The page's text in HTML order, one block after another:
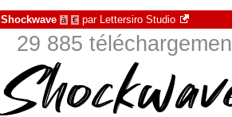
Shockwave à € par Lettersiro Studio
29 885